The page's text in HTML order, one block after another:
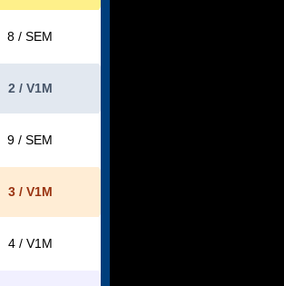
8 / SEM
2 / V1M
9 / SEM
3 / V1M
4 / V1M